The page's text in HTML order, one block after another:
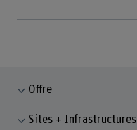
Offre
Sites + Infrastructures